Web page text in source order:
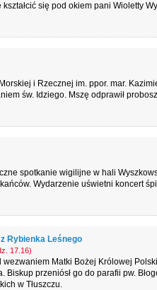
się pod okiem pani Wioletty
i Rzecznej im. ppor. mar.
św. Idziego. Mszę odprawił
spotkanie wigilijne w hali
Wydarzenie uświetni koncert
Rybienka Leśnego
17.16)
wezwaniem Matki Bożej Królowej
Biskup przeniósł go do parafii pw.
w Tłuszczu.